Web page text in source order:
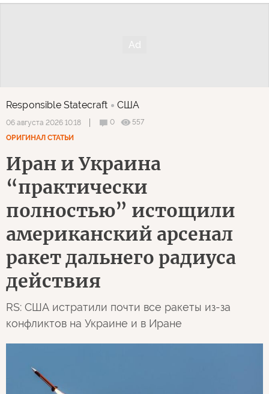
Responsible Statecraft США
06 августа 2026 10:18 0
557
ОРИГИНАЛ СТАТЬИ
Иран и Украина
“практически
полностью” истощили
американский арсенал
ракет дальнего радиуса
действия
RS: США истратили почти все ракеты из-за
конфликтов на Украине и в Иране